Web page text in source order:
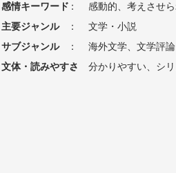
感情キーワード：
感動的、考えさせ
主要ジャンル
：
文学・小説
サブジャンル
：
海外文学、文学評論
文体・読みやすさ
： 分かりやすい、シ